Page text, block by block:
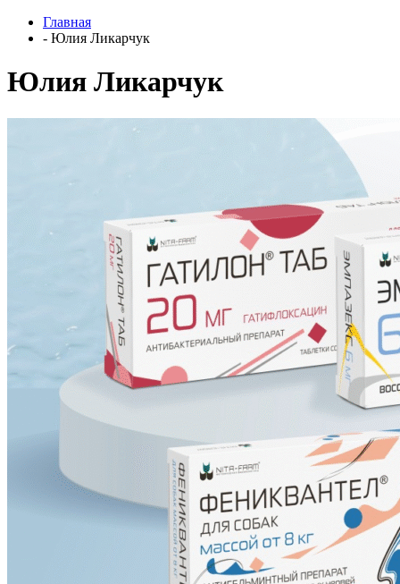
Главная
- Юлия Ликарчук
Юлия Ликарчук